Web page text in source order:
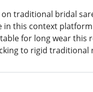
traditional bridal
in this context
for long wear
to rigid traditional